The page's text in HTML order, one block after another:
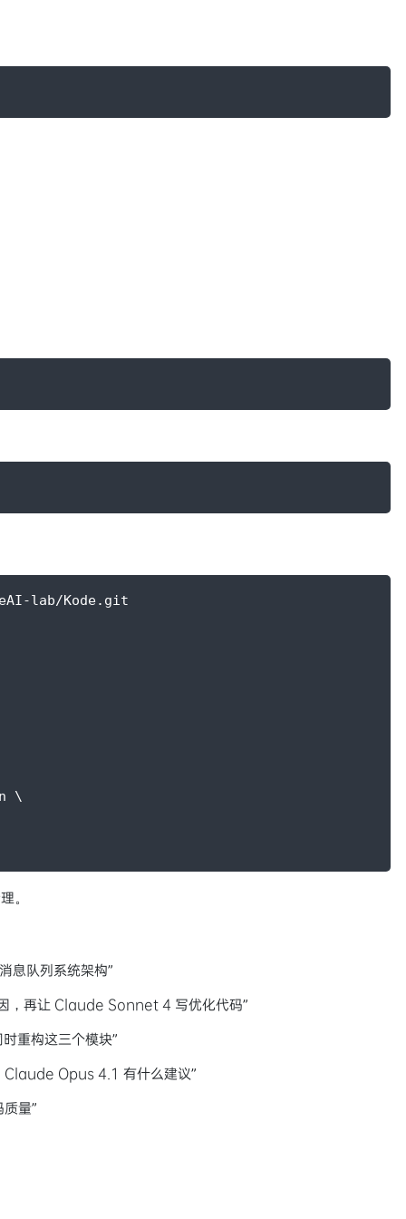
lab/Kode.git
\
。
息队列系统架构”
，再让 Claude Sonnet 4 写优化代码”
重构这三个模块”
Claude Opus 4.1 有什么建议”
量”